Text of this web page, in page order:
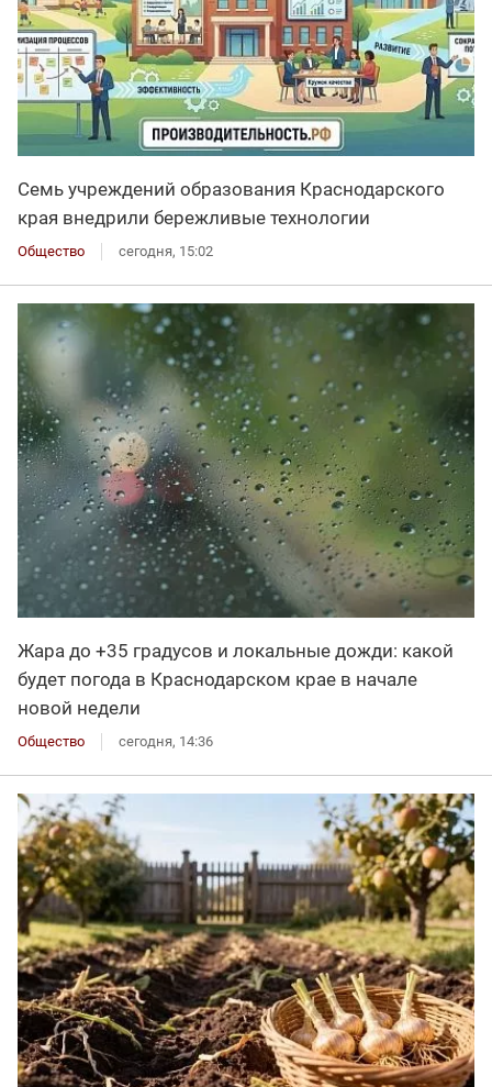
Семь учреждений образования Краснодарского
края внедрили бережливые технологии
Общество сегодня, 15:02
Жара до +35 градусов и локальные дожди: какой
будет погода в Краснодарском крае в начале
новой недели
Общество сегодня, 14:36